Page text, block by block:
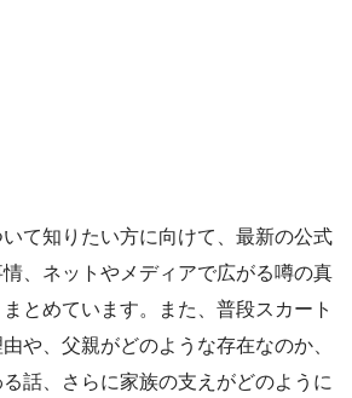
て知りたい方に向けて、最新の公式
、ネットやメディアで広がる噂の真
とめています。また、普段スカート
や、父親がどのような存在なのか、
話、さらに家族の支えがどのように